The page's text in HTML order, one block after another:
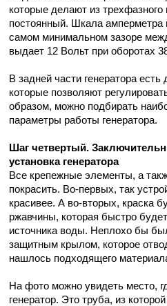
которые делают из трехфазного
постоянный. Шкала
самом минимальном зазоре
выдает 12 Вольт при оборотах
В задней части генератора
которые позволяют
образом, можно подбирать
параметры работы генератора.
Шаг четвертый.
установка генератора
Все крепежные элементы, а
покрасить. Во-первых, так
красивее. А во-вторых, краска
ржавчины, которая быстро
источника воды. Неплохо бы
защитным крылом, которое
нашлось подходящего
На фото можно увидеть место,
генератор. Это труба, из